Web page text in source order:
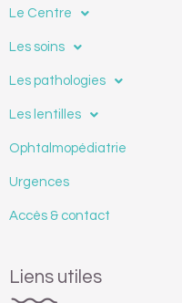
Le Centre
Les soins
Les pathologies
Les lentilles
Ophtalmopédiatrie
Urgences
Accès & contact
Liens utiles